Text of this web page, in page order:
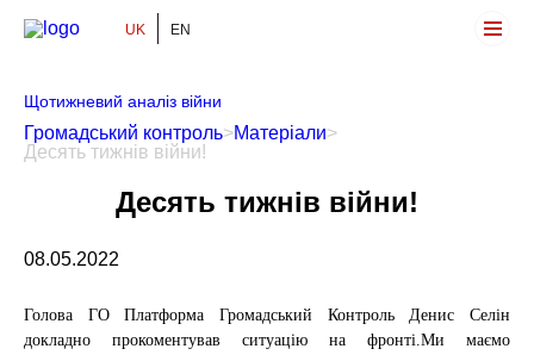
Громадський Контроль
UK EN
Щотижневий аналіз війни
Громадський контроль>Матеріали>
Десять тижнів війни!
Десять тижнів війни!
08.05.2022
Голова ГО Платформа Громадський Контроль Денис Селін
докладно прокоментував ситуацію на фронті.Ми маємо